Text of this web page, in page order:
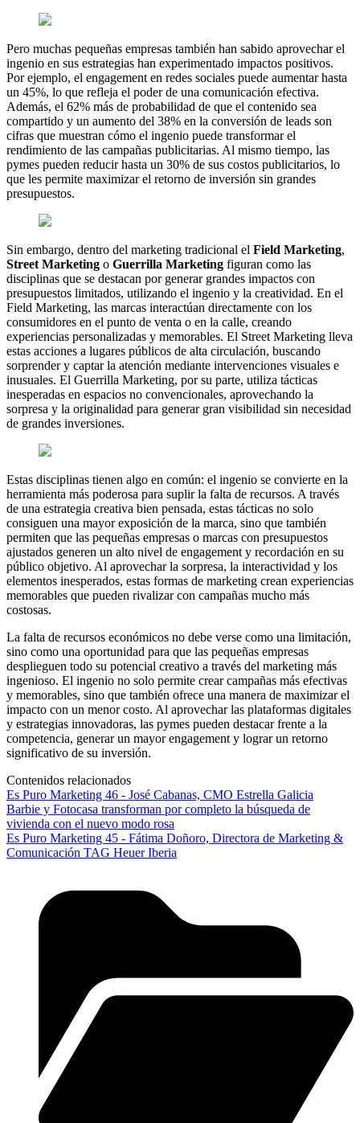
Pero muchas pequeñas empresas también han sabido aprovechar el
ingenio en sus estrategias han experimentado impactos positivos.
Por ejemplo, el engagement en redes sociales puede aumentar hasta
un 45%, lo que refleja el poder de una comunicación efectiva.
Además, el 62% más de probabilidad de que el contenido sea
compartido y un aumento del 38% en la conversión de leads son
cifras que muestran cómo el ingenio puede transformar el
rendimiento de las campañas publicitarias. Al mismo tiempo, las
pymes pueden reducir hasta un 30% de sus costos publicitarios, lo
que les permite maximizar el retorno de inversión sin grandes
presupuestos.
Sin embargo, dentro del marketing tradicional el Field Marketing,
Street Marketing o Guerrilla Marketing figuran como las
disciplinas que se destacan por generar grandes impactos con
presupuestos limitados, utilizando el ingenio y la creatividad. En el
Field Marketing, las marcas interactúan directamente con los
consumidores en el punto de venta o en la calle, creando
experiencias personalizadas y memorables. El Street Marketing lleva
estas acciones a lugares públicos de alta circulación, buscando
sorprender y captar la atención mediante intervenciones visuales e
inusuales. El Guerrilla Marketing, por su parte, utiliza tácticas
inesperadas en espacios no convencionales, aprovechando la
sorpresa y la originalidad para generar gran visibilidad sin necesidad
de grandes inversiones.
Estas disciplinas tienen algo en común: el ingenio se convierte en la
herramienta más poderosa para suplir la falta de recursos. A través
de una estrategia creativa bien pensada, estas tácticas no solo
consiguen una mayor exposición de la marca, sino que también
permiten que las pequeñas empresas o marcas con presupuestos
ajustados generen un alto nivel de engagement y recordación en su
público objetivo. Al aprovechar la sorpresa, la interactividad y los
elementos inesperados, estas formas de marketing crean experiencias
memorables que pueden rivalizar con campañas mucho más
costosas.
La falta de recursos económicos no debe verse como una limitación,
sino como una oportunidad para que las pequeñas empresas
desplieguen todo su potencial creativo a través del marketing más
ingenioso. El ingenio no solo permite crear campañas más efectivas
y memorables, sino que también ofrece una manera de maximizar el
impacto con un menor costo. Al aprovechar las plataformas digitales
y estrategias innovadoras, las pymes pueden destacar frente a la
competencia, generar un mayor engagement y lograr un retorno
significativo de su inversión.
Contenidos relacionados
Es Puro Marketing 46 - José Cabanas, CMO Estrella Galicia
Barbie y Fotocasa transforman por completo la búsqueda de
vivienda con el nuevo modo rosa
Es Puro Marketing 45 - Fátima Doñoro, Directora de Marketing &
Comunicación TAG Heuer Iberia